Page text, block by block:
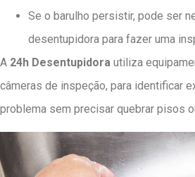
Se o barulho persistir, pode ser
desentupidora para fazer uma
A 24h Desentupidora utiliza
câmeras de inspeção, para identificar
problema sem precisar quebrar pisos